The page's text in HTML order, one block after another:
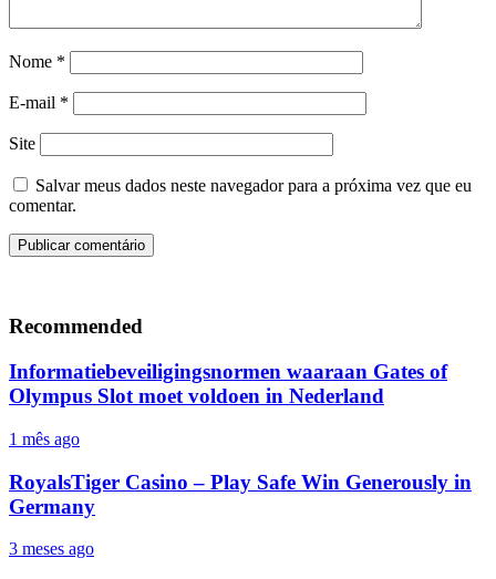
Nome *
E-mail *
Site
Salvar meus dados neste navegador para a próxima vez que eu
comentar.
Recommended
Informatiebeveiligingsnormen waaraan Gates of
Olympus Slot moet voldoen in Nederland
1 mês ago
RoyalsTiger Casino – Play Safe Win Generously in
Germany
3 meses ago